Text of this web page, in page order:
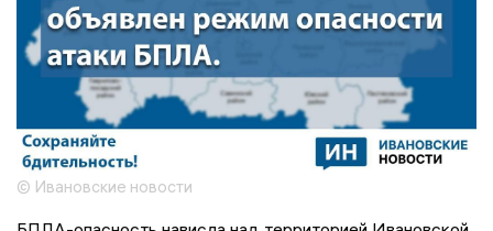
© Ивановские новости